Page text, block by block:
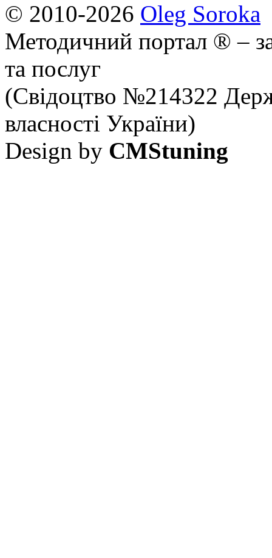
© 2010-2026 Oleg Soroka
Методичний портал ® –
та послуг
(Свідоцтво №214322
власності України)
Design by CMStuning